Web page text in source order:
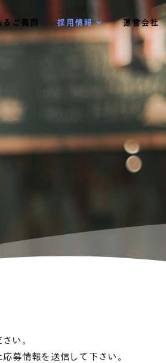
るご質問 採用情報 運営会社
い。
募情報を送信して下さい。